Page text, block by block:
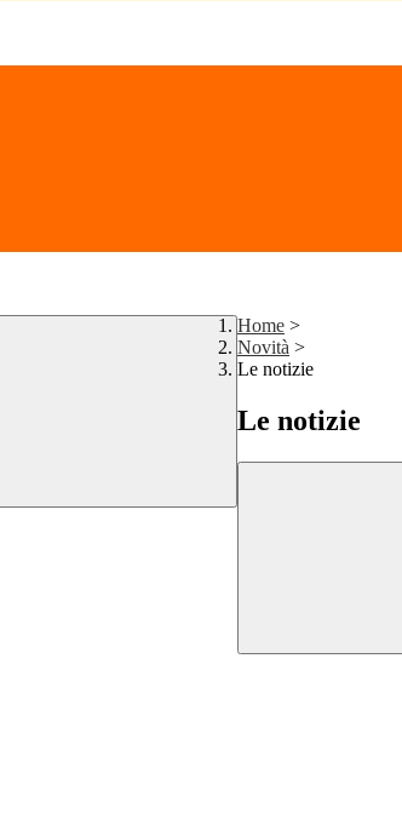
Home >
Novità >
Le notizie
Le notizie